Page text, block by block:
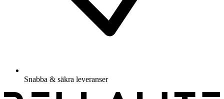
Snabba & säkra leveranser